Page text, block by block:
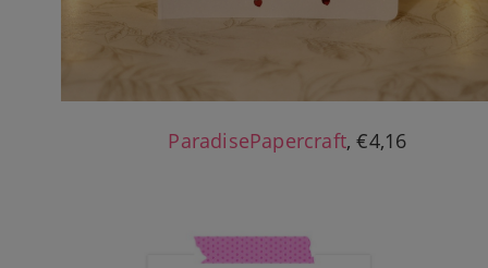
ParadisePapercraft, €4,16